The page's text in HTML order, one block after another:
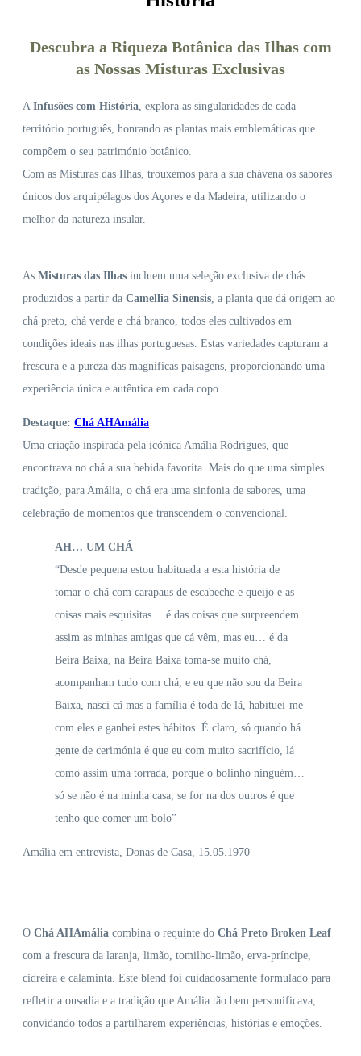
Descubra a Riqueza Botânica das Ilhas com
as Nossas Misturas Exclusivas
A Infusões com História, explora as singularidades de cada
território português, honrando as plantas mais emblemáticas que
compõem o seu património botânico.
Com as Misturas das Ilhas, trouxemos para a sua chávena os sabores
únicos dos arquipélagos dos Açores e da Madeira, utilizando o
melhor da natureza insular.
As Misturas das Ilhas incluem uma seleção exclusiva de chás
produzidos a partir da Camellia Sinensis, a planta que dá origem ao
chá preto, chá verde e chá branco, todos eles cultivados em
condições ideais nas ilhas portuguesas. Estas variedades capturam a
frescura e a pureza das magníficas paisagens, proporcionando uma
experiência única e autêntica em cada copo.
Destaque: Chá AHAmália
Uma criação inspirada pela icónica Amália Rodrigues, que
encontrava no chá a sua bebida favorita. Mais do que uma simples
tradição, para Amália, o chá era uma sinfonia de sabores, uma
celebração de momentos que transcendem o convencional.
AH… UM CHÁ
“Desde pequena estou habituada a esta história de
tomar o chá com carapaus de escabeche e queijo e as
coisas mais esquisitas… é das coisas que surpreendem
assim as minhas amigas que cá vêm, mas eu… é da
Beira Baixa, na Beira Baixa toma-se muito chá,
acompanham tudo com chá, e eu que não sou da Beira
Baixa, nasci cá mas a família é toda de lá, habituei-me
com eles e ganhei estes hábitos. É claro, só quando há
gente de cerimónia é que eu com muito sacrifício, lá
como assim uma torrada, porque o bolinho ninguém…
só se não é na minha casa, se for na dos outros é que
tenho que comer um bolo”
Amália em entrevista, Donas de Casa, 15.05.1970
O Chá AHAmália combina o requinte do Chá Preto Broken Leaf
com a frescura da laranja, limão, tomilho-limão, erva-príncipe,
cidreira e calaminta. Este blend foi cuidadosamente formulado para
refletir a ousadia e a tradição que Amália tão bem personificava,
convidando todos a partilharem experiências, histórias e emoções.